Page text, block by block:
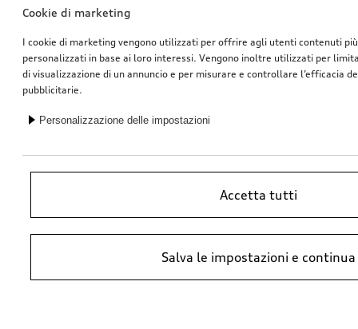
IVA inclusa. I prezzi presso il concessionario Audi potrebbero differire;
Audi necessari.
Cookie di marketing
I cookie di marketing vengono utilizzati per offrire agli utenti contenuti
personalizzati in base ai loro interessi. Vengono inoltre utilizzati per
di visualizzazione di un annuncio e per misurare e controllare l’efficacia
pubblicitarie.
Personalizzazione delle impostazioni
Accetta tutti
Salva le impostazioni e continua